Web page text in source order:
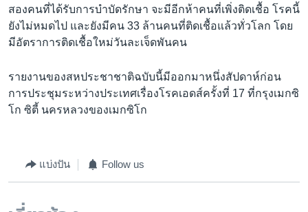
สองคนที่ได้รับการบำบัดรักษา จะมีอีกห้าคนที่เพิ่งติดเชื้อ โรคนี้
ยังไม่หมดไป และยังมีคน 33 ล้านคนที่ติดเชื้อแล้วทั่วโลก โดย
มีอัตราการติดเชื้อใหม่วันละเจ็ดพันคน
รายงานของสหประชาชาติฉบับนี้มีออกมาหนึ่งสัปดาห์ก่อน
การประชุมระหว่างประเทศเรื่องโรคเอดส์ครั้งที่ 17 ที่กรุงเมกซิ
โก ซิตี้ นครหลวงของเมกซิโก
แบ่งปัน Follow us